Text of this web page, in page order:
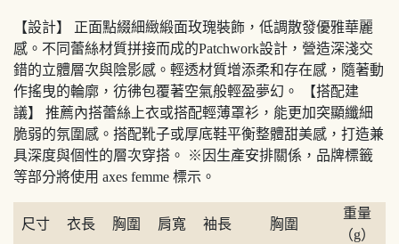
【設計】 正面點綴細緻緞面玫瑰裝飾，低調散發優雅華麗
感。不同蕾絲材質拼接而成的Patchwork設計，營造深淺交
錯的立體層次與陰影感。輕透材質增添柔和存在感，隨著動
作搖曳的輪廓，彷彿包覆著空氣般輕盈夢幻。 【搭配建
議】 推薦內搭蕾絲上衣或搭配輕薄罩衫，能更加突顯纖細
脆弱的氛圍感。搭配靴子或厚底鞋平衡整體甜美感，打造兼
具深度與個性的層次穿搭。 ※因生產安排關係，品牌標籤
等部分將使用 axes femme 標示。
尺寸 衣長 胸圍 肩寬 袖長 胸圍
重量
（g）